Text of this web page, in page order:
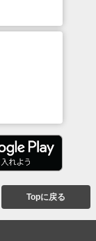
Topに戻る